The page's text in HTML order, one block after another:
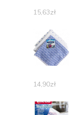
15,63zł
14,90zł